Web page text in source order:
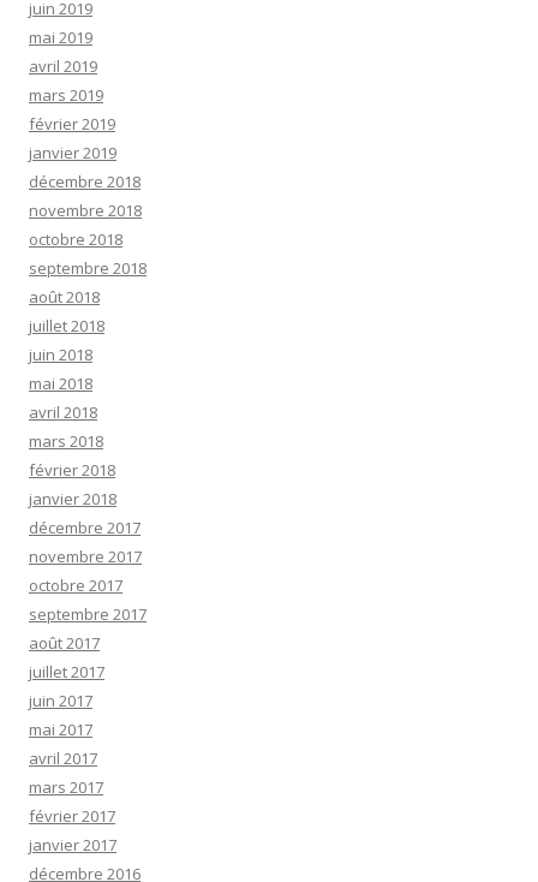
juin 2019
mai 2019
avril 2019
mars 2019
février 2019
janvier 2019
décembre 2018
novembre 2018
octobre 2018
septembre 2018
août 2018
juillet 2018
juin 2018
mai 2018
avril 2018
mars 2018
février 2018
janvier 2018
décembre 2017
novembre 2017
octobre 2017
septembre 2017
août 2017
juillet 2017
juin 2017
mai 2017
avril 2017
mars 2017
février 2017
janvier 2017
décembre 2016